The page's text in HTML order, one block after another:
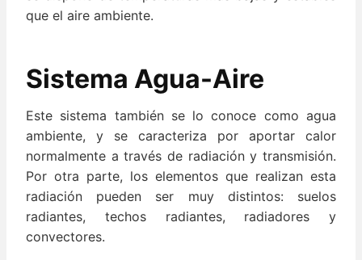
que el aire ambiente.
Sistema Agua-Aire
Este sistema también se lo conoce como agua
ambiente, y se caracteriza por aportar calor
normalmente a través de radiación y transmisión.
Por otra parte, los elementos que realizan esta
radiación pueden ser muy distintos: suelos
radiantes, techos radiantes, radiadores y
convectores.